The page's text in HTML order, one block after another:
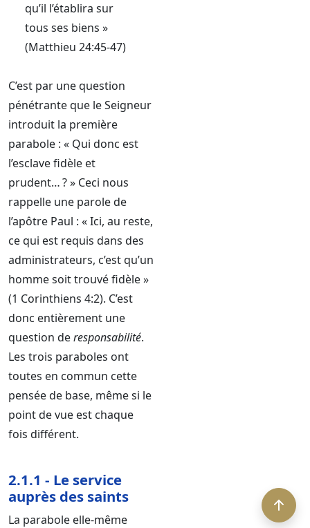
qu’il l’établira sur
tous ses biens »
(Matthieu 24:45-47)
C’est par une question
pénétrante que le Seigneur
introduit la première
parabole : « Qui donc est
l’esclave fidèle et
prudent… ? » Ceci nous
rappelle une parole de
l’apôtre Paul : « Ici, au reste,
ce qui est requis dans des
administrateurs, c’est qu’un
homme soit trouvé fidèle »
(1 Corinthiens 4:2). C’est
donc entièrement une
question deresponsabilité.
Les trois paraboles ont
toutes en commun cette
pensée de base, même si le
point de vue est chaque
fois différent.
2.1.1 - Le service
auprès des saints
La parabole elle-même